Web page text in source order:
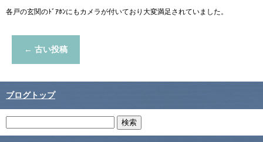
各戸の玄関のﾄﾞｱﾎﾝにもカメラが付いており大変満足されていました。
← 古い投稿
ブログトップ